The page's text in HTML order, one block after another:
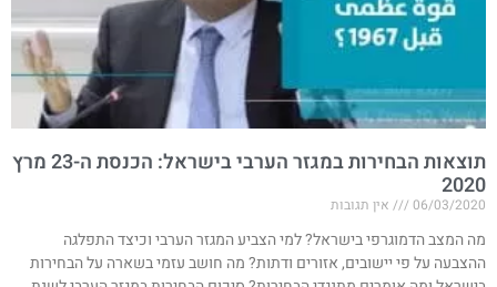
תוצאות הבחירות במגזר הערבי בישראל: הכנסת ה-23 מרץ
2020
06/03/2020 אין תגובות
מה המצב הדמוגרפי בישראל? למי הצביע המגזר הערבי וכיצד התפלגה
ההצבעה על פי יישובים, אזורים ודתות? מה חושב עזמי בשארה על הבחירות